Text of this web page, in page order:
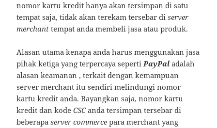
nomor kartu kredit hanya akan tersimpan di satu
tempat saja, tidak akan terekam tersebar di server
merchant tempat anda membeli jasa atau produk.
Alasan utama kenapa anda harus menggunakan jasa
pihak ketiga yang terpercaya sepertiPayPal adalah
alasan keamanan , terkait dengan kemampuan
server merchant itu sendiri melindungi nomor
kartu kredit anda. Bayangkan saja, nomor kartu
kredit dan kodeCSCanda tersimpan tersebar di
beberapaserver commerce para merchant yang